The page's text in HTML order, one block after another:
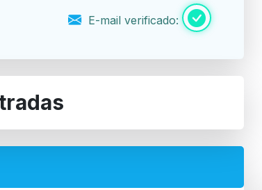
E-mail verificado: